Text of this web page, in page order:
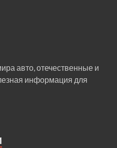
авто, отечественные и
информация для